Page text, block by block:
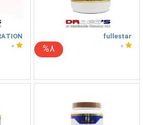
0
fullestar
0
%8